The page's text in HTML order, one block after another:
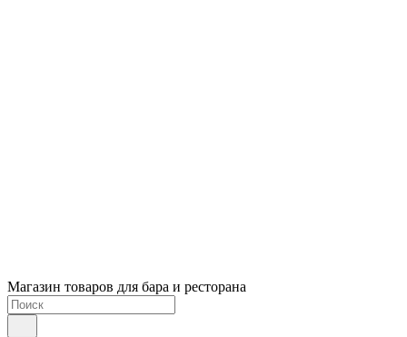
Магазин товаров для бара и ресторана